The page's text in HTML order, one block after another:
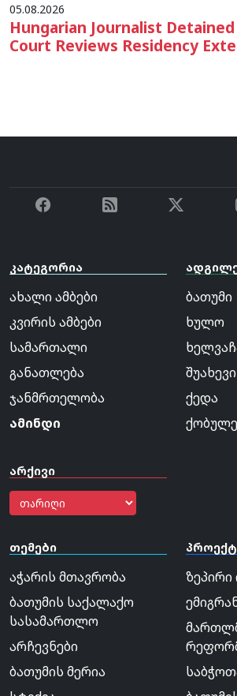
05.08.2026
Hungarian Journalist
Court Reviews Residency
კატეგორია
ახალი ამბები
კვირის ამბები
სამართალი
განათლება
ჯანმრთელობა
ამინდი
არქივი
ბათუმი
ხულო
შუახევი
ქედა
თემები
აჭარის მთავრობა
ბათუმის საქალაქო
სასამართლო
არჩევნები
ბათუმის მერია